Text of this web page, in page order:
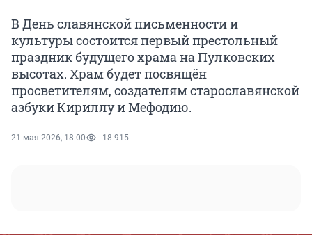
В День славянской письменности и
культуры состоится первый престольный
праздник будущего храма на Пулковских
высотах. Храм будет посвящён
просветителям, создателям старославянской
азбуки Кириллу и Мефодию.
21 мая 2026, 18:00 18 915